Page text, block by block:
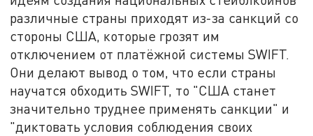
различные страны приходят из-за санкций со
стороны США, которые грозят им
отключением от платёжной системы SWIFT.
Они делают вывод о том, что если страны
научатся обходить SWIFT, то "США станет
значительно труднее применять санкции" и
"диктовать условия соблюдения своих